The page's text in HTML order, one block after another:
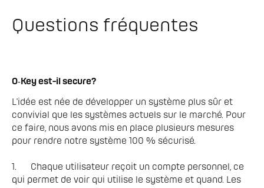
Questions fréquentes
O‑Key est-il secure?
L'idée est née de développer un système plus sûr et
convivial que les systèmes actuels sur le marché. Pour
ce faire, nous avons mis en place plusieurs mesures
pour rendre notre système 100 % sécurisé.
1.	Chaque utilisateur reçoit un compte personnel, ce
qui permet de voir qui utilise le système et quand. Les